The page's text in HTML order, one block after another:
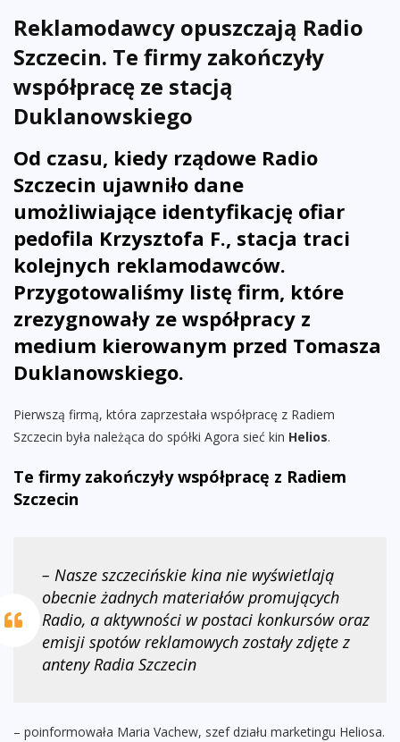
Reklamodawcy opuszczają Radio
Szczecin. Te firmy zakończyły
współpracę ze stacją
Duklanowskiego
Od czasu, kiedy rządowe Radio
Szczecin ujawniło dane
umożliwiające identyfikację ofiar
pedofila Krzysztofa F., stacja traci
kolejnych reklamodawców.
Przygotowaliśmy listę firm, które
zrezygnowały ze współpracy z
medium kierowanym przed Tomasza
Duklanowskiego.
Pierwszą firmą, która zaprzestała współpracę z Radiem
Szczecin była należąca do spółki Agora sieć kin Helios.
Te firmy zakończyły współpracę z Radiem
Szczecin
– Nasze szczecińskie kina nie wyświetlają
obecnie żadnych materiałów promujących
Radio, a aktywności w postaci konkursów oraz
emisji spotów reklamowych zostały zdjęte z
anteny Radia Szczecin
– poinformowała Maria Vachew, szef działu marketingu Heliosa.